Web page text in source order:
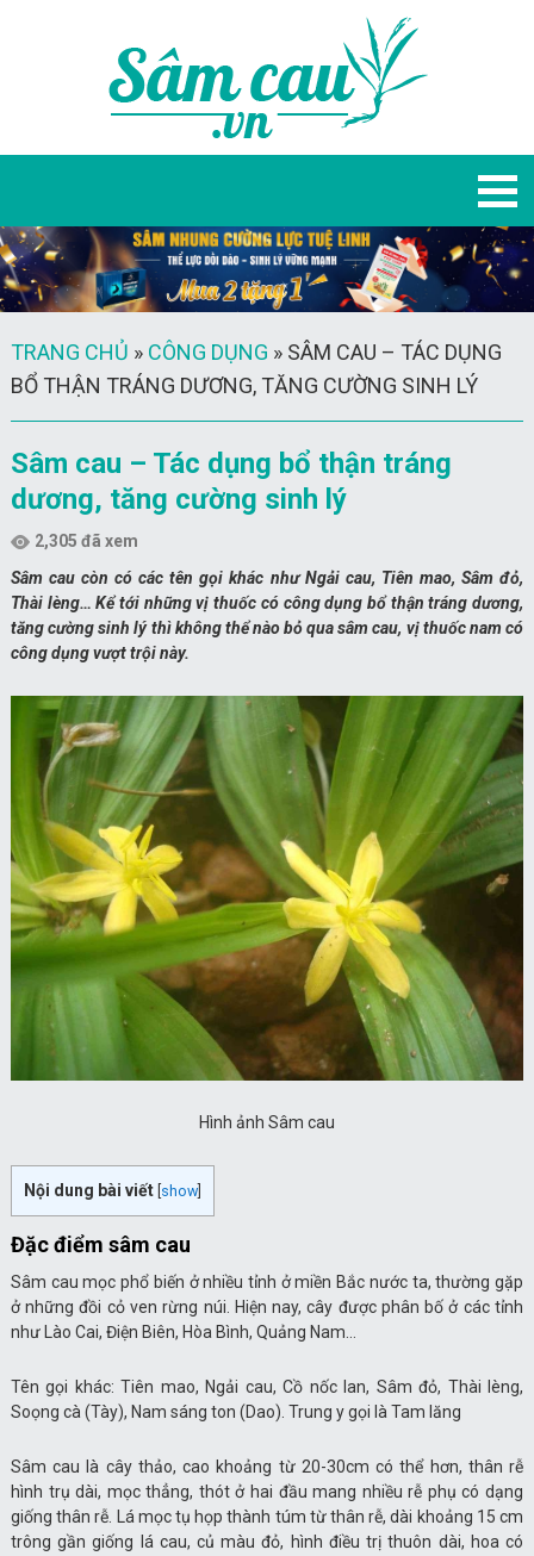
TRANG CHỦ » CÔNG DỤNG » SÂM CAU – TÁC DỤNG
BỔ THẬN TRÁNG DƯƠNG, TĂNG CƯỜNG SINH LÝ
Sâm cau – Tác dụng bổ thận tráng
dương, tăng cường sinh lý
2,305 đã xem
Sâm cau còn có các tên gọi khác như Ngải cau, Tiên mao, Sâm đỏ,
Thài lèng… Kể tới những vị thuốc có công dụng bổ thận tráng dương,
tăng cường sinh lý thì không thể nào bỏ qua sâm cau, vị thuốc nam có
công dụng vượt trội này.
Hình ảnh Sâm cau
Nội dung bài viết show]
Đặc điểm sâm cau
Sâm cau mọc phổ biến ở nhiều tỉnh ở miền Bắc nước ta, thường gặp
ở những đồi cỏ ven rừng núi. Hiện nay, cây được phân bố ở các tỉnh
như Lào Cai, Điện Biên, Hòa Bình, Quảng Nam…
Tên gọi khác: Tiên mao, Ngải cau, Cồ nốc lan, Sâm đỏ, Thài lèng,
Soọng cà (Tày), Nam sáng ton (Dao). Trung y gọi là Tam lăng
Sâm cau là cây thảo, cao khoảng từ 20-30cm có thể hơn, thân rễ
hình trụ dài, mọc thẳng, thót ở hai đầu mang nhiều rễ phụ có dạng
giống thân rễ. Lá mọc tụ họp thành túm từ thân rễ, dài khoảng 15 cm
trông gần giống lá cau, củ màu đỏ, hình điều trị thuôn dài, hoa có